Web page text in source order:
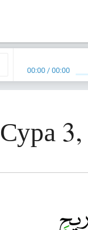
00:00 /00:00
Сура